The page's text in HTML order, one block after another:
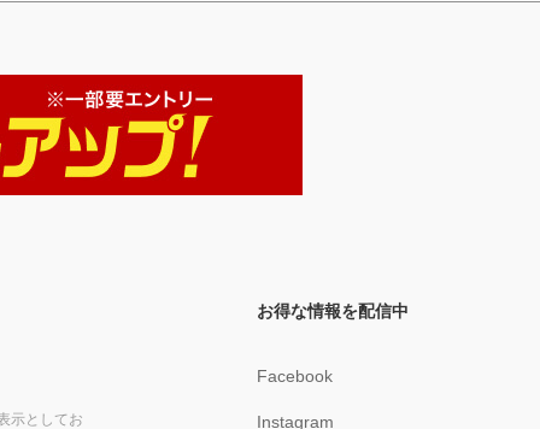
示としてお
お得な情報を配信中
Facebook
Instagram